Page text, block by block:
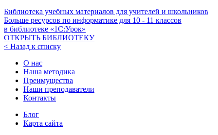
Библиотека учебных материалов для учителей и школьников
Больше ресурсов по информатике для 10 - 11 классов
в библиотеке «1С:Урок»
ОТКРЫТЬ БИБЛИОТЕКУ
< Назад к списку
О нас
Наша методика
Преимущества
Наши преподаватели
Контакты
Блог
Карта сайта